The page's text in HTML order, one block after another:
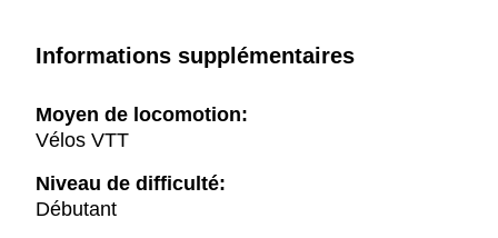
Informations supplémentaires
Moyen de locomotion:
Vélos VTT
Niveau de difficulté:
Débutant